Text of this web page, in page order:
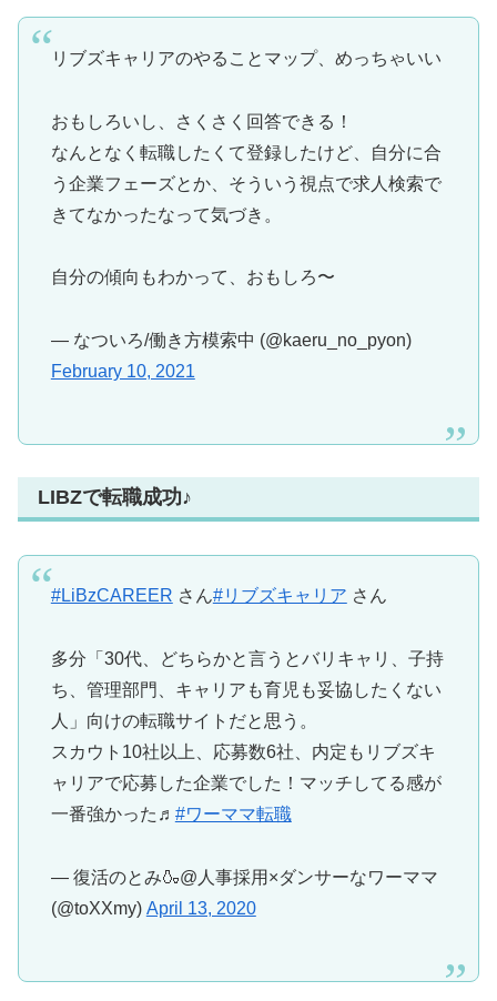
リブズキャリアのやることマップ、めっちゃいい
おもしろいし、さくさく回答できる！
なんとなく転職したくて登録したけど、自分に合
う企業フェーズとか、そういう視点で求人検索で
きてなかったなって気づき。
自分の傾向もわかって、おもしろ〜
— なついろ/働き方模索中 (@kaeru_no_pyon)
February 10, 2021
LIBZで転職成功♪
#LiBzCAREER さん#リブズキャリア さん
多分「30代、どちらかと言うとバリキャリ、子持
ち、管理部門、キャリアも育児も妥協したくない
人」向けの転職サイトだと思う。
スカウト10社以上、応募数6社、内定もリブズキ
ャリアで応募した企業でした！マッチしてる感が
一番強かった♬ #ワーママ転職
— 復活のとみ🍶@人事採用×ダンサーなワーママ
(@toXXmy) April 13, 2020